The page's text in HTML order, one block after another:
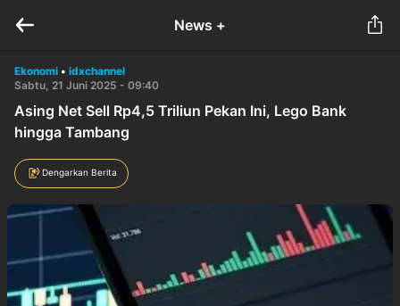
News +
Ekonomi • idxchannel
Sabtu, 21 Juni 2025 - 09:40
Asing Net Sell Rp4,5 Triliun Pekan Ini, Lego Bank
hingga Tambang
Dengarkan Berita